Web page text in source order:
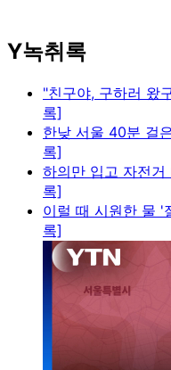
Y녹취록
"친구야, 구하러 왔
록]
한낮 서울 40분 걸
록]
하의만 입고 자전거
록]
이럴 때 시원한 물 '
록]